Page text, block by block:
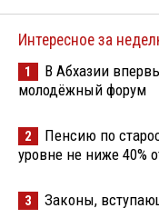
Интересное за
1
В Абхазии
молодёжный форум
2
Пенсию по
уровне не ниже 40%
3 Законы,